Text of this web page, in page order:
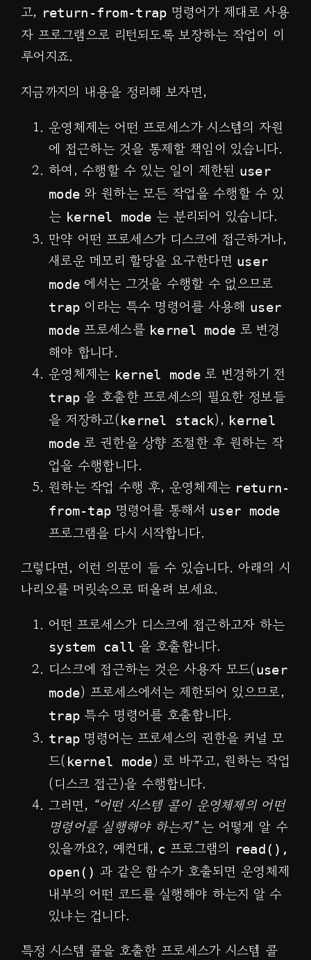
고, return-from-trap 명령어가 제대로 사용
자 프로그램으로 리턴되도록 보장하는 작업이 이
루어지죠.
지금까지의 내용을 정리해 보자면,
운영체제는 어떤 프로세스가 시스템의 자원
에 접근하는 것을 통제할 책임이 있습니다.
하여, 수행할 수 있는 일이 제한된 user
mode 와 원하는 모든 작업을 수행할 수 있
는 kernel mode 는 분리되어 있습니다.
만약 어떤 프로세스가 디스크에 접근하거나,
새로운 메모리 할당을 요구한다면 user
mode 에서는 그것을 수행할 수 없으므로
trap 이라는 특수 명령어를 사용해 user
mode 프로세스를 kernel mode 로 변경
해야 합니다.
운영체제는 kernel mode로 변경하기 전
trap 을 호출한 프로세스의 필요한 정보들
을 저장하고(kernel stack), kernel
mode 로 권한을 상향 조절한 후 원하는 작
업을 수행합니다.
원하는 작업 수행 후, 운영체제는 return-
from-tap 명령어를 통해서 user mode
프로그램을 다시 시작합니다.
그렇다면, 이런 의문이 들 수 있습니다. 아래의 시
나리오를 머릿속으로 떠올려 보세요.
어떤 프로세스가 디스크에 접근하고자 하는
system call 을 호출합니다.
디스크에 접근하는 것은 사용자 모드(user
mode) 프로세스에서는 제한되어 있으므로,
trap 특수 명령어를 호출합니다.
trap 명령어는 프로세스의 권한을 커널 모
드( kernel mode) 로 바꾸고, 원하는 작업
(디스크 접근)을 수행합니다.
그러면, “어떤 시스템 콜이 운영체제의 어떤
명령어를 실행해야 하는지”는 어떻게 알 수
있을까요?, 예컨대, c 프로그램의 read(),
open() 과 같은 함수가 호출되면 운영체제
내부의 어떤 코드를 실행해야 하는지 알 수
있냐는 겁니다.
특정 시스템 콜을 호출한 프로세스가 시스템 콜